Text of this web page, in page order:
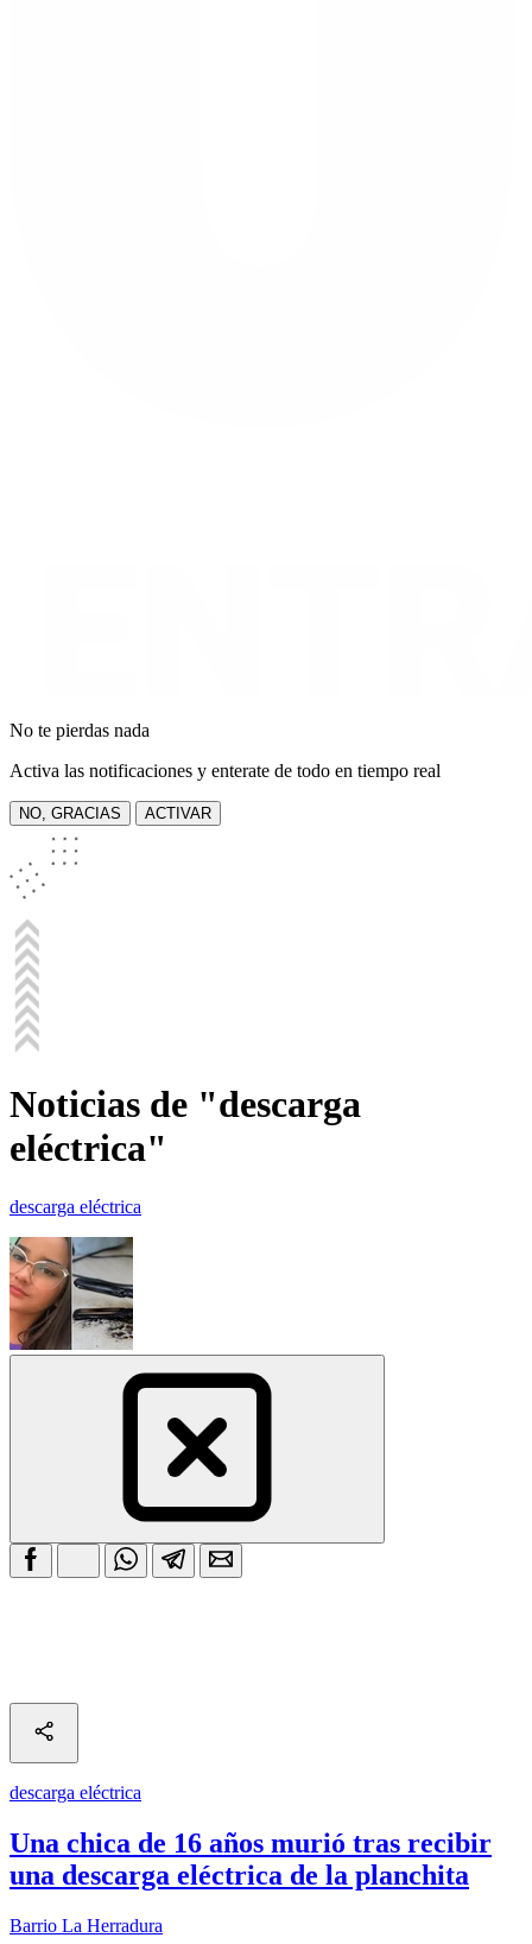
No te pierdas nada
Activa las notificaciones y enterate de todo en tiempo real
NO, GRACIAS ACTIVAR
Noticias de "descarga
eléctrica"
descarga eléctrica
descarga eléctrica
Una chica de 16 años murió tras recibir
una descarga eléctrica de la planchita
Barrio La Herradura